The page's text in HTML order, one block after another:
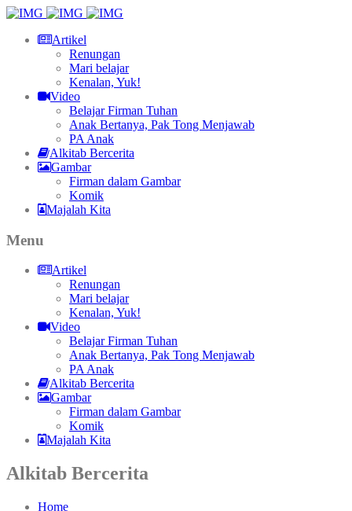
Artikel
Renungan
Mari belajar
Kenalan, Yuk!
Video
Belajar Firman Tuhan
Anak Bertanya, Pak Tong Menjawab
PA Anak
Alkitab Bercerita
Gambar
Firman dalam Gambar
Komik
Majalah Kita
Menu
Artikel
Renungan
Mari belajar
Kenalan, Yuk!
Video
Belajar Firman Tuhan
Anak Bertanya, Pak Tong Menjawab
PA Anak
Alkitab Bercerita
Gambar
Firman dalam Gambar
Komik
Majalah Kita
Alkitab Bercerita
Home